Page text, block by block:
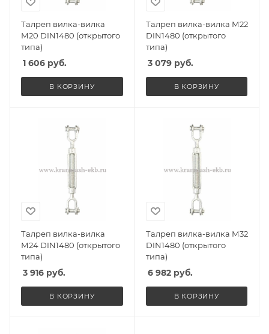
Талреп вилка-вилка
М20 DIN1480 (открытого
типа)
1 606 руб.
В КОРЗИНУ
Талреп вилка-вилка М22
DIN1480 (открытого
типа)
3 079руб.
В КОРЗИНУ
Талреп вилка-вилка
М24 DIN1480 (открытого
типа)
3 916 руб.
В КОРЗИНУ
Талреп вилка-вилка М32
DIN1480 (открытого
типа)
6 982руб.
В КОРЗИНУ